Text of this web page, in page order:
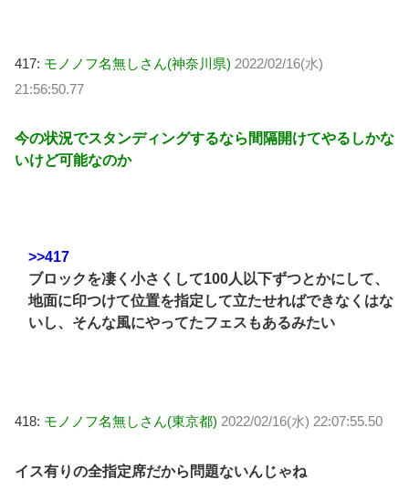
417: モノノフ名無しさん(神奈川県) 2022/02/16(水)
21:56:50.77
今の状況でスタンディングするなら間隔開けてやるしかな
いけど可能なのか
>>417
ブロックを凄く小さくして100人以下ずつとかにして、
地面に印つけて位置を指定して立たせればできなくはな
いし、そんな風にやってたフェスもあるみたい
418: モノノフ名無しさん(東京都) 2022/02/16(水) 22:07:55.50
イス有りの全指定席だから問題ないんじゃね